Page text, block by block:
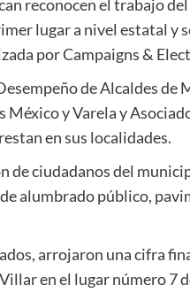
reconocen el trabajo
lugar a nivel estatal y
por Campaigns &
de Alcaldes
y Varela y
en sus localidades.
de ciudadanos del
alumbrado público,
arrojaron una cifra
en el lugar número 7